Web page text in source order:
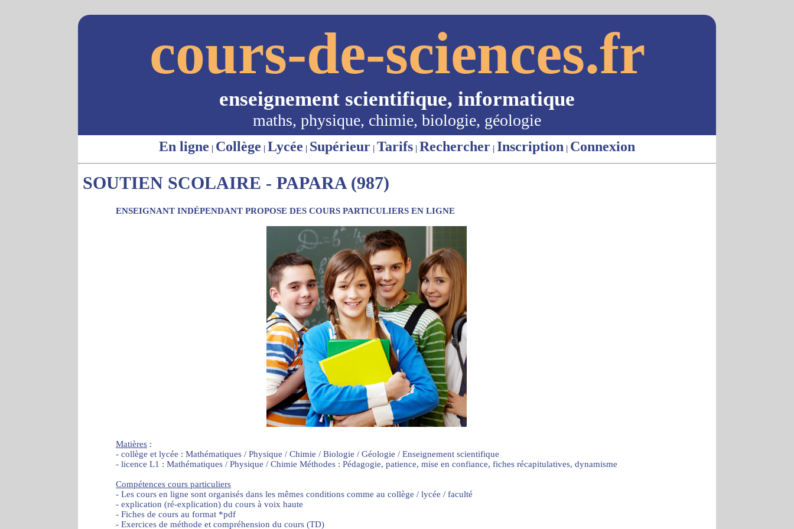
cours-de-sciences.fr
enseignement scientifique, informatique
maths, physique, chimie, biologie, géologie
En ligne | Collège | Lycée | Supérieur | Tarifs | Rechercher | Inscription | Connexion
SOUTIEN SCOLAIRE - PAPARA (987)
ENSEIGNANT INDÉPENDANT PROPOSE DES COURS PARTICULIERS EN LIGNE
Matières :
- collège et lycée : Mathématiques / Physique / Chimie / Biologie / Géologie / Enseignement scientifique
- licence L1 : Mathématiques / Physique / Chimie Méthodes : Pédagogie, patience, mise en confiance, fiches récapitulatives, dynamisme
Compétences cours particuliers
- Les cours en ligne sont organisés dans les mêmes conditions comme au collège / lycée / faculté
- explication (ré-explication) du cours à voix haute
- Fiches de cours au format *pdf
- Exercices de méthode et compréhension du cours (TD)